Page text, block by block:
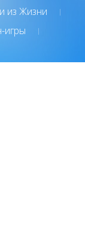
из Жизни
игры